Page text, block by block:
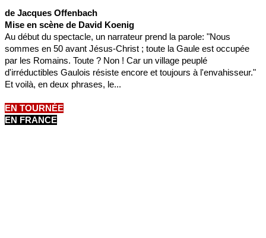
de Jacques Offenbach
Mise en scène de David Koenig
Au début du spectacle, un narrateur prend la parole: "Nous
sommes en 50 avant Jésus-Christ ; toute la Gaule est occupée
par les Romains. Toute ? Non ! Car un village peuplé
d'irréductibles Gaulois résiste encore et toujours à l'envahisseur."
Et voilà, en deux phrases, le...
EN TOURNÉE
EN FRANCE